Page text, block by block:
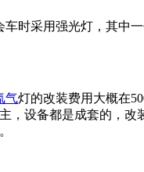
时采用强光灯，其中
气灯的改装费用大概在
设备都是成套的，